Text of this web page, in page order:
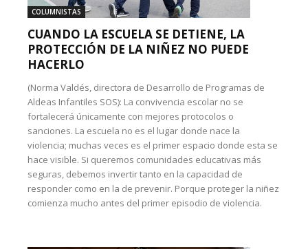
COLUMNISTAS
CUANDO LA ESCUELA SE DETIENE, LA
PROTECCIÓN DE LA NIÑEZ NO PUEDE
HACERLO
(Norma Valdés, directora de Desarrollo de Programas de
Aldeas Infantiles SOS): La convivencia escolar no se
fortalecerá únicamente con mejores protocolos o
sanciones. La escuela no es el lugar donde nace la
violencia; muchas veces es el primer espacio donde esta se
hace visible. Si queremos comunidades educativas más
seguras, debemos invertir tanto en la capacidad de
responder como en la de prevenir. Porque proteger la niñez
comienza mucho antes del primer episodio de violencia.